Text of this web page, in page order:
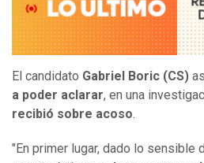
El candidato Gabriel Boric (CS)
a poder aclarar, en una
recibió sobre acoso.
"En primer lugar, dado lo sensible